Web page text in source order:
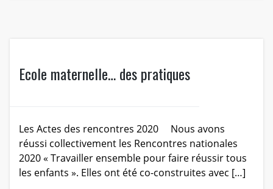
Ecole maternelle… des pratiques
Les Actes des rencontres 2020 Nous avons
réussi collectivement les Rencontres nationales
2020 « Travailler ensemble pour faire réussir tous
les enfants ». Elles ont été co-construites avec […]